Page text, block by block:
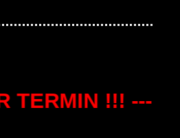
TERMIN !!! ---